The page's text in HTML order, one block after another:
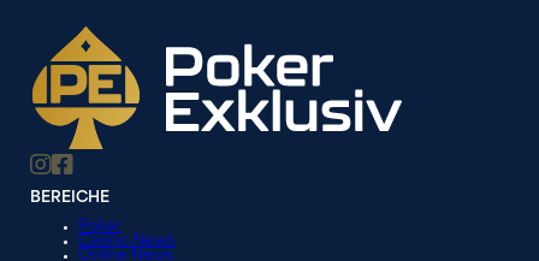
BEREICHE
Poker
Casino News
Online News